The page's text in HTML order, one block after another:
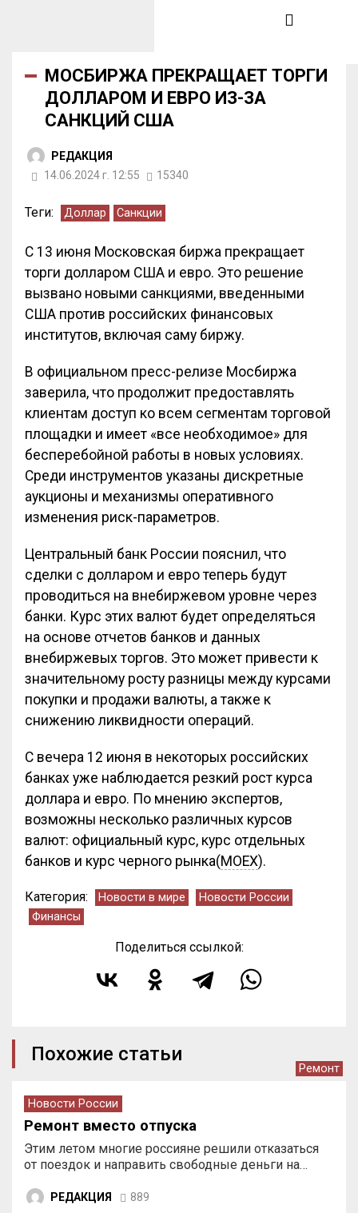
МОСБИРЖА ПРЕКРАЩАЕТ ТОРГИ
ДОЛЛАРОМ И ЕВРО ИЗ-ЗА
САНКЦИЙ США
РЕДАКЦИЯ
14.06.2024 г. 12:55
15340
Теги: Доллар Санкции
С 13 июня Московская биржа прекращает
торги долларом США и евро. Это решение
вызвано новыми санкциями, введенными
США против российских финансовых
институтов, включая саму биржу.
В официальном пресс-релизе Мосбиржа
заверила, что продолжит предоставлять
клиентам доступ ко всем сегментам торговой
площадки и имеет «все необходимое» для
бесперебойной работы в новых условиях.
Среди инструментов указаны дискретные
аукционы и механизмы оперативного
изменения риск-параметров​.
Центральный банк России пояснил, что
сделки с долларом и евро теперь будут
проводиться на внебиржевом уровне через
банки. Курс этих валют будет определяться
на основе отчетов банков и данных
внебиржевых торгов. Это может привести к
значительному росту разницы между курсами
покупки и продажи валюты, а также к
снижению ликвидности операций​.
С вечера 12 июня в некоторых российских
банках уже наблюдается резкий рост курса
доллара и евро. По мнению экспертов,
возможны несколько различных курсов
валют: официальный курс, курс отдельных
банков и курс черного рынка(MOEX)​.
Категория: Новости в мире
Новости России
Финансы
Поделиться ссылкой:
Похожие статьи
Ремонт
Новости России
Ремонт вместо отпуска
Этим летом многие россияне решили отказаться
от поездок и направить свободные деньги на…
РЕДАКЦИЯ 889